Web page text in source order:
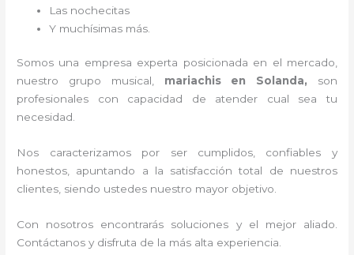
Las nochecitas
Y muchísimas más.
Somos una empresa experta posicionada en el mercado,
nuestro grupo musical, mariachis en Solanda, son
profesionales con capacidad de atender cual sea tu
necesidad.
Nos caracterizamos por ser cumplidos, confiables y
honestos, apuntando a la satisfacción total de nuestros
clientes, siendo ustedes nuestro mayor objetivo.
Con nosotros encontrarás soluciones y el mejor aliado.
Contáctanos y disfruta de la más alta experiencia.